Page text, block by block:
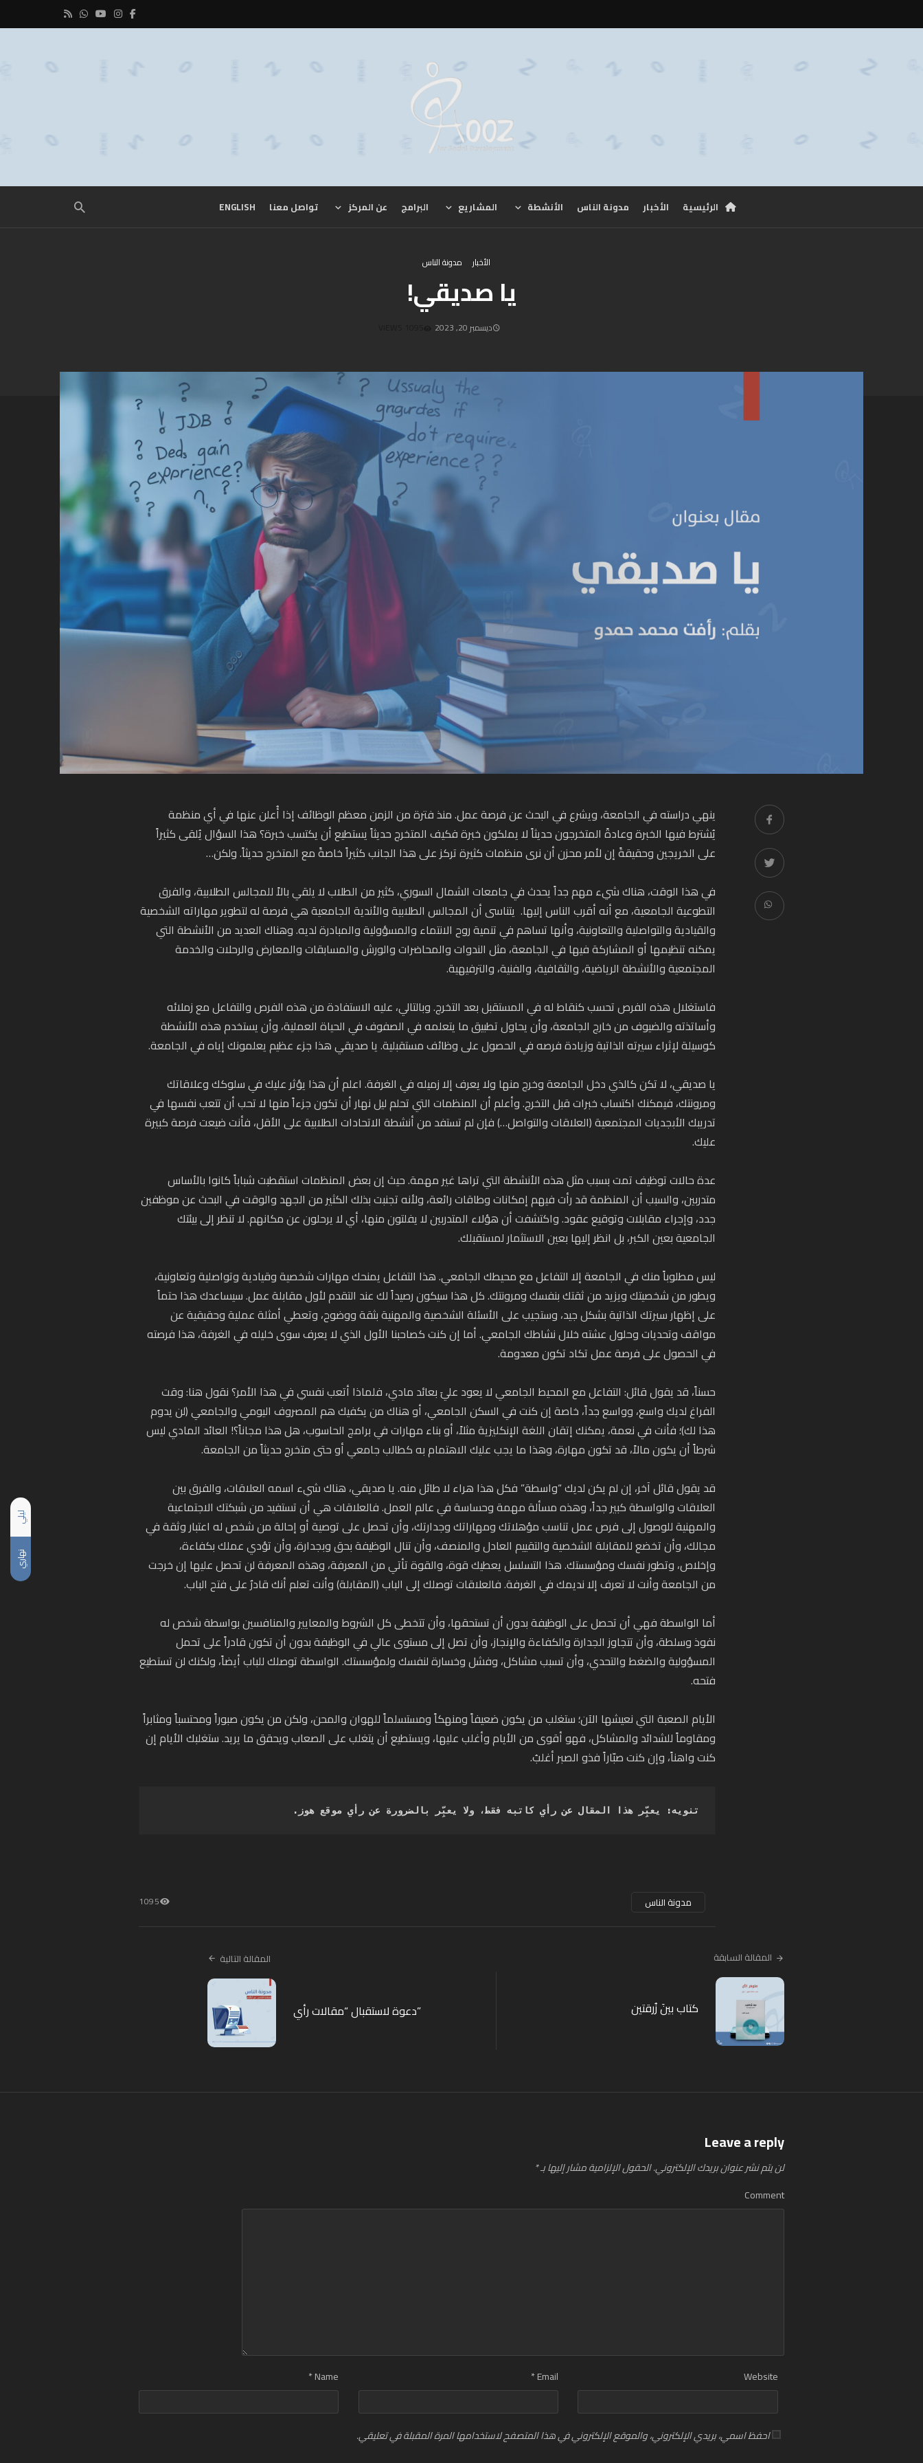
ليلي
نهاري
الرئيسية الأخبار مدونة الناس الأنشطة المشاريع البرامج عن المركز تواصل معنا ENGLISH
الأخبار مدونة الناس
يا صديقي!
ديسمبر 20, 2023
ينهي دراسته في الجامعة، ويشرع في البحث عن فرصة عمل. منذ فترة من الزمن معظم الوظائف إذا أُعلن عنها في أي منظمة
يُشترط فيها الخبرة وعادةً المتخرجون حديثاً لا يملكون خبرة فكيف المتخرج حديثاً يستطيع أن يكتسب خبرة؟ هذا السؤال يُلقى كثيراً
على الخريجين وحقيقةً إن لأمر محزن أن نرى منظمات كثيرة تركز على هذا الجانب كثيراً خاصةً مع المتخرج حديثاً. ولكن…
في هذا الوقت، هناك شيء مهم جداً يحدث في جامعات الشمال السوري، كثير من الطلاب لا يلقي بالاً للمجالس الطلابية، والفرق
التطوعية الجامعية، مع أنه أقرب الناس إليها. يتناسى أن المجالس الطلابية والأندية الجامعية هي فرصة له لتطوير مهاراته الشخصية
والقيادية والتواصلية والتعاونية، وأنها تساهم في تنمية روح الانتماء والمسؤولية والمبادرة لديه. وهناك العديد من الأنشطة التي
يمكنه تنظيمها أو المشاركة فيها في الجامعة، مثل الندوات والمحاضرات والورش والمسابقات والمعارض والرحلات والخدمة
المجتمعية والأنشطة الرياضية، والثقافية، والفنية، والترفيهية.
فاستغلال هذه الفرص تحسب كنقاط له في المستقبل بعد التخرج. وبالتالي، عليه الاستفادة من هذه الفرص والتفاعل مع زملائه
وأساتذته والضيوف من خارج الجامعة، وأن يحاول تطبيق ما يتعلمه في الصفوف في الحياة العملية، وأن يستخدم هذه الأنشطة
كوسيلة لإثراء سيرته الذاتية وزيادة فرصه في الحصول على وظائف مستقبلية. يا صديقي هذا جزء عظيم يعلمونك إياه في الجامعة.
يا صديقي، لا تكن كالذي دخل الجامعة وخرج منها ولا يعرف إلا زميله في الغرفة. اعلم أن هذا يؤثر عليك في سلوكك وعلاقاتك
ومرونتك، فيمكنك اكتساب خبرات قبل التخرج. وأعلم أن المنظمات التي تحلم ليل نهار أن تكون جزءاً منها لا تحب أن تتعب نفسها في
تدريبك الأبجديات المجتمعية (العلاقات والتواصل…) فإن لم تستفد من أنشطة الاتحادات الطلابية على الأقل، فأنت ضيعت فرصة كبيرة
عليك.
عدة حالات توظيف تمت بسبب مثل هذه الأنشطة التي تراها غير مهمة. حيث إن بعض المنظمات استقطبت شباباً كانوا بالأساس
متدربين، والسبب أن المنظمة قد رأت فيهم إمكانات وطاقات رائعة، ولأنه تجنبت بذلك الكثير من الجهد والوقت في البحث عن موظفين
جدد، وإجراء مقابلات وتوقيع عقود. واكتشفت أن هؤلاء المتدربين لا يفلتون منها، أي لا يرحلون عن مكانهم. لا تنظر إلى بيئتك
الجامعية بعين الكبر، بل انظر إليها بعين الاستثمار لمستقبلك.
ليس مطلوباً منك في الجامعة إلا التفاعل مع محيطك الجامعي. هذا التفاعل يمنحك مهارات شخصية وقيادية وتواصلية وتعاونية،
ويطور من شخصيتك ويزيد من ثقتك بنفسك ومرونتك. كل هذا سيكون رصيداً لك عند التقدم لأول مقابلة عمل. سيساعدك هذا حتماً
على إظهار سيرتك الذاتية بشكل جيد، وستجيب على الأسئلة الشخصية والمهنية بثقة ووضوح، وتعطي أمثلة عملية وحقيقية عن
مواقف وتحديات وحلول عشته خلال نشاطك الجامعي. أما إن كنت كصاحبنا الأول الذي لا يعرف سوى خليله في الغرفة، هذا فرصته
في الحصول على فرصة عمل تكاد تكون معدومة.
حسناً، قد يقول قائل: التفاعل مع المحيط الجامعي لا يعود عليَ بعائد مادي، فلماذا أتعب نفسي في هذا الأمر؟ نقول هنا: وقت
الفراغ لديك واسع، وواسع جداً، خاصة إن كنت في السكن الجامعي، أو هناك من يكفيك هم المصروف اليومي والجامعي (لن يدوم
هذا لك)؛ فأنت في نعمة، يمكنك إتقان اللغة الإنكليزية مثلاً، أو بناء مهارات في برامج الحاسوب، هل هذا مجاناً؟! العائد المادي ليس
شرطاً أن يكون مالاً، قد تكون مهارة، وهذا ما يجب عليك الاهتمام به كطالب جامعي أو حتى متخرج حديثاً من الجامعة.
قد يقول قائل آخر، إن لم يكن لديك “واسطة” فكل هذا هراء لا طائل منه. يا صديقي، هناك شيء اسمه العلاقات، والفرق بين
العلاقات والواسطة كبير جداً، وهذه مسألة مهمة وحساسة في عالم العمل. فالعلاقات هي أن تستفيد من شبكتك الاجتماعية
والمهنية للوصول إلى فرص عمل تناسب مؤهلاتك ومهاراتك وجدارتك، وأن تحصل على توصية أو إحالة من شخص له اعتبار وثقة في
مجالك، وأن تخضع للمقابلة الشخصية والتقييم العادل والمنصف، وأن تنال الوظيفة بحق وبجدارة، وأن تؤدي عملك بكفاءة،
وإخلاص، وتطور نفسك ومؤسستك. هذا التسلسل يعطيك قوة، والقوة تأتي من المعرفة، وهذه المعرفة لن تحصل عليها إن خرجت
من الجامعة وأنت لا تعرف إلا نديمك في الغرفة. فالعلاقات توصلك إلى الباب (المقابلة) وأنت تعلم أنك قادرٌ على فتح الباب.
أما الواسطة فهي أن تحصل على الوظيفة بدون أن تستحقها، وأن تتخطى كل الشروط والمعايير والمنافسين بواسطة شخص له
نفوذ وسلطة، وأن تتجاوز الجدارة والكفاءة والإنجاز، وأن تصل إلى مستوى عالي في الوظيفة بدون أن تكون قادراً على تحمل
المسؤولية والضغط والتحدي، وأن تسبب مشاكل، وفشل وخسارة لنفسك ولمؤسستك. الواسطة توصلك للباب أيضاً، ولكنك لن تستطيع
فتحه.
الأيام الصعبة التي نعيشها الآن؛ ستغلب من يكون ضعيفاً ومنهكاً ومستسلماً للهوان والمحن، ولكن من يكون صبوراً ومحتسباً ومثابراً
ومقاوماً للشدائد والمشاكل، فهو أقوى من الأيام وأغلب عليها، ويستطيع أن يتغلب على الصعاب ويحقق ما يريد. ستغلبك الأيام إن
كنت واهناً، وإن كنت صبّاراً فذو الصبر أغلبُ.
تنويه: يعبِّر هذا المقال عن رأي كاتبه فقط، ولا يعبِّر بالضرورة عن رأي موقع هوز.
مدونة الناس 1095
المقالة التالية
دعوة لاستقبال “مقالات رأي”
المقالة السابقة
كتاب بينَ زُرقتين
Leave a reply
لن يتم نشر عنوان بريدك الإلكتروني.الحقول الإلزامية مشار إليها بـ*
Comment
Name
* Email
* Website
احفظ اسمي، بريدي الإلكتروني، والموقع الإلكتروني في هذا المتصفح لاستخدامها المرة المقبلة في تعليقي.